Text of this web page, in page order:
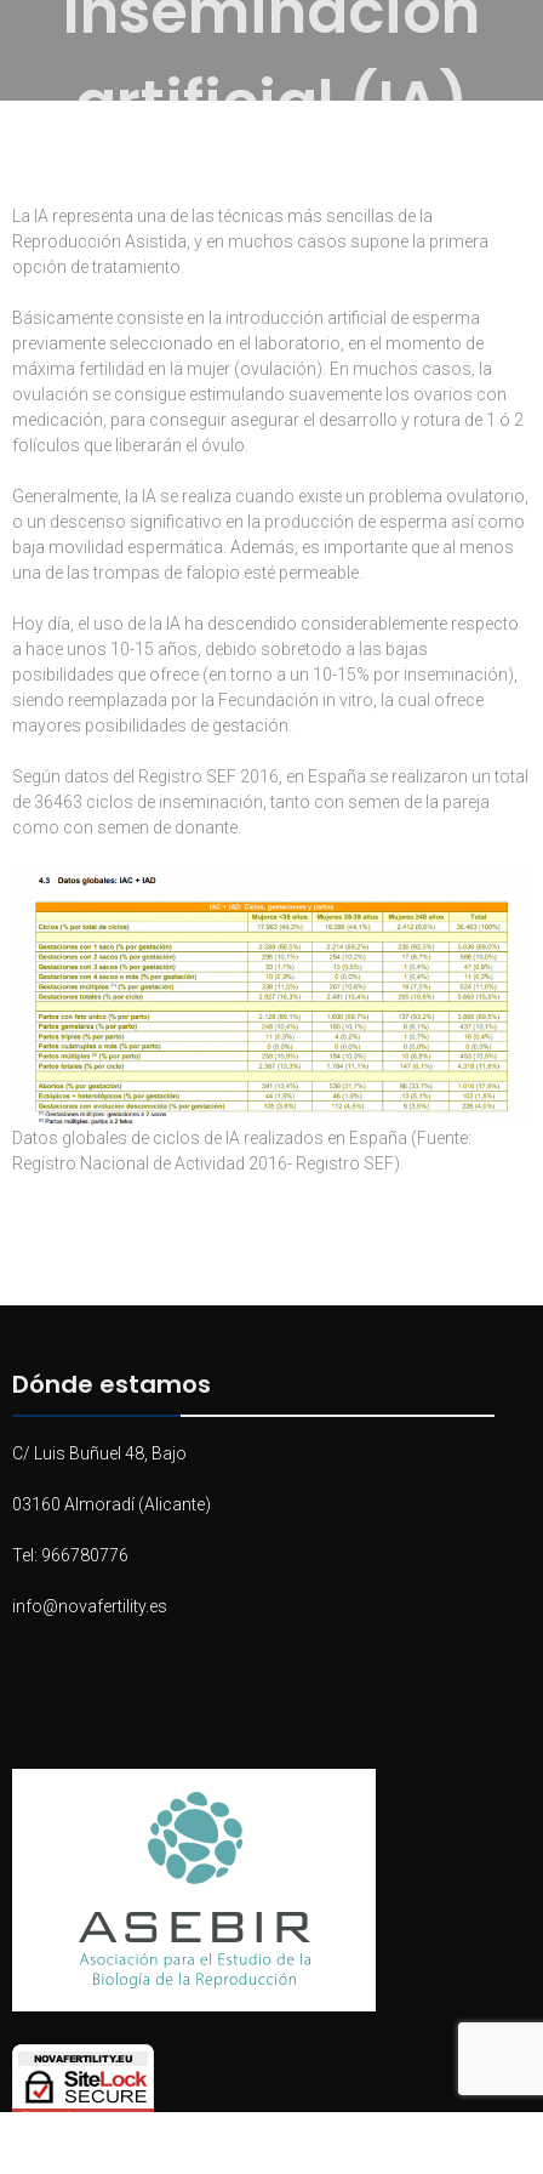
artificial (IA)
La IA representa una de las técnicas más sencillas de la
Reproducción Asistida, y en muchos casos supone la primera
opción de tratamiento.
Básicamente consiste en la introducción artificial de esperma
previamente seleccionado en el laboratorio, en el momento de
máxima fertilidad en la mujer (ovulación). En muchos casos, la
ovulación se consigue estimulando suavemente los ovarios con
medicación, para conseguir asegurar el desarrollo y rotura de 1 ó 2
folículos que liberarán el óvulo.
Generalmente, la IA se realiza cuando existe un problema ovulatorio,
o un descenso significativo en la producción de esperma así como
baja movilidad espermática. Además, es importante que al menos
una de las trompas de falopio esté permeable.
Hoy día, el uso de la IA ha descendido considerablemente respecto
a hace unos 10-15 años, debido sobretodo a las bajas
posibilidades que ofrece (en torno a un 10-15% por inseminación),
siendo reemplazada por la Fecundación in vitro, la cual ofrece
mayores posibilidades de gestación.
Según datos del Registro SEF 2016, en España se realizaron un total
de 36463 ciclos de inseminación, tanto con semen de la pareja
como con semen de donante.
Datos globales de ciclos de IA realizados en España (Fuente:
Registro Nacional de Actividad 2016- Registro SEF).
Dónde estamos
C/ Luis Buñuel 48, Bajo
03160 Almoradí (Alicante)
Tel: 966780776
info@novafertility.es